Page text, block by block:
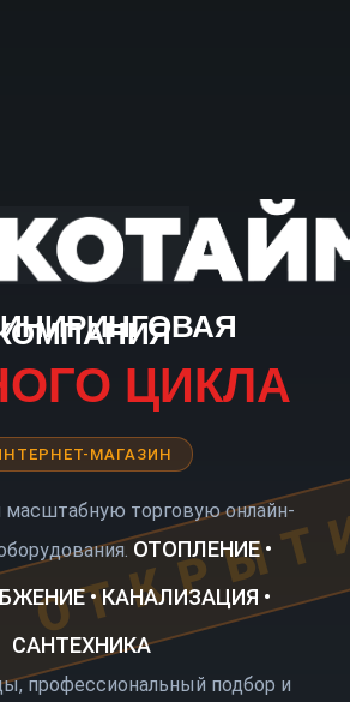
ЦИКЛА
МАГАЗИН
торговую онлайн-
ОТОПЛЕНИЕ •
• КАНАЛИЗАЦИЯ •
САНТЕХНИКА
профессиональный подбор и